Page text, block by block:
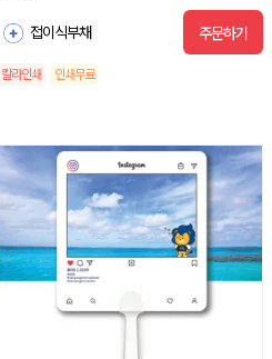
접이식부채 주문하기
칼라인쇄 인쇄무료